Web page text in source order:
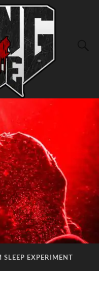
EXPERIMENT